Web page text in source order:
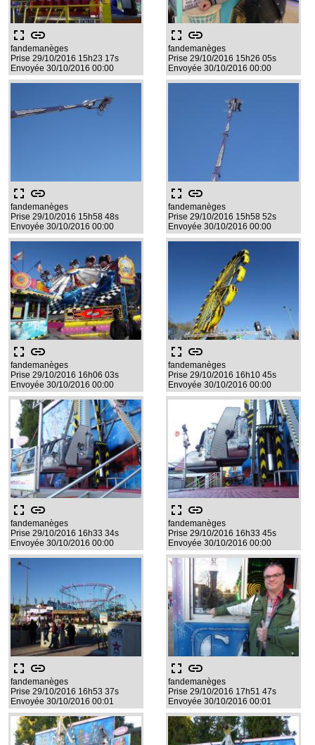
fullscreen link
fandemanèges
Prise 29/10/2016 15h23 17s
Envoyée 30/10/2016 00:00
fullscreen link
fandemanèges
Prise 29/10/2016 15h26 05s
Envoyée 30/10/2016 00:00
fullscreen link
fandemanèges
Prise 29/10/2016 15h58 48s
Envoyée 30/10/2016 00:00
fullscreen link
fandemanèges
Prise 29/10/2016 15h58 52s
Envoyée 30/10/2016 00:00
fullscreen link
fandemanèges
Prise 29/10/2016 16h06 03s
Envoyée 30/10/2016 00:00
fullscreen link
fandemanèges
Prise 29/10/2016 16h10 45s
Envoyée 30/10/2016 00:00
fullscreen link
fandemanèges
Prise 29/10/2016 16h33 34s
Envoyée 30/10/2016 00:00
fullscreen link
fandemanèges
Prise 29/10/2016 16h33 45s
Envoyée 30/10/2016 00:00
fullscreen link
fandemanèges
Prise 29/10/2016 16h53 37s
Envoyée 30/10/2016 00:01
fullscreen link
fandemanèges
Prise 29/10/2016 17h51 47s
Envoyée 30/10/2016 00:01